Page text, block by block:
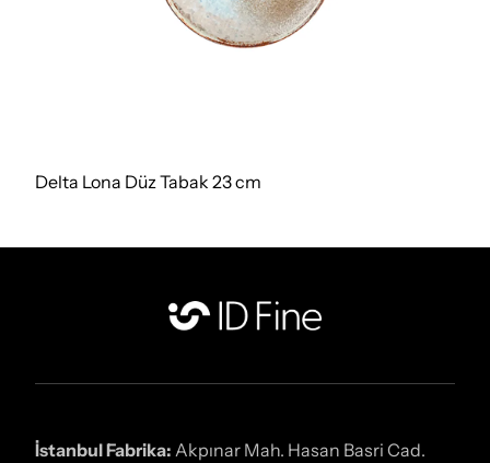
Delta Lona Düz Tabak 23 cm
İstanbul Fabrika: Akpınar Mah. Hasan Basri Cad.